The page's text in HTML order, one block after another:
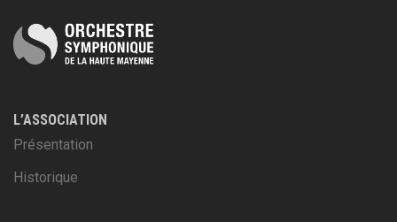
L’ASSOCIATION
Présentation
Historique